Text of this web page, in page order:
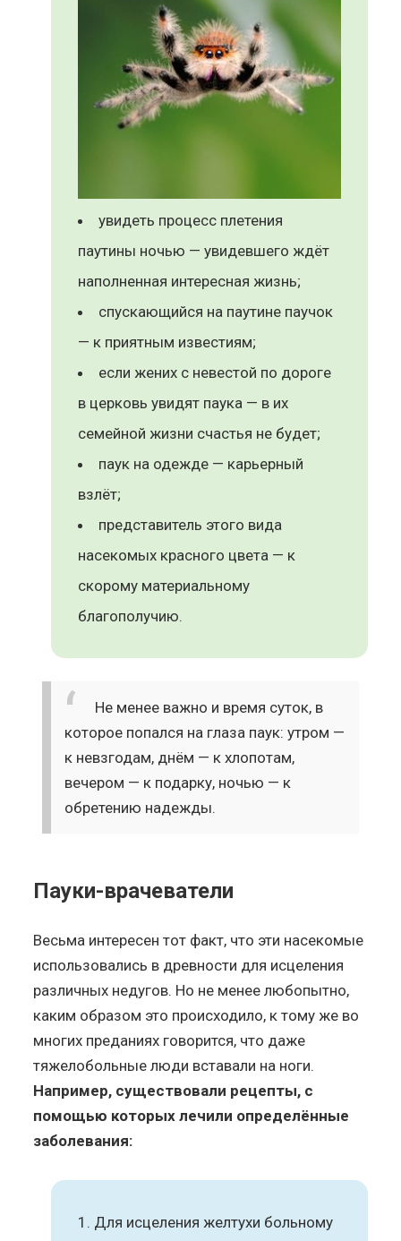
увидеть процесс плетения
паутины ночью — увидевшего ждёт
наполненная интересная жизнь;
спускающийся на паутине паучок
— к приятным известиям;
если жених с невестой по дороге
в церковь увидят паука — в их
семейной жизни счастья не будет;
паук на одежде — карьерный
взлёт;
представитель этого вида
насекомых красного цвета — к
скорому материальному
благополучию.
Не менее важно и время суток, в
которое попался на глаза паук: утром —
к невзгодам, днём — к хлопотам,
вечером — к подарку, ночью — к
обретению надежды.
Пауки-врачеватели
Весьма интересен тот факт, что эти насекомые
использовались в древности для исцеления
различных недугов. Но не менее любопытно,
каким образом это происходило, к тому же во
многих преданиях говорится, что даже
тяжелобольные люди вставали на ноги.
Например, существовали рецепты, с
помощью которых лечили определённые
заболевания:
Для исцеления желтухи больному